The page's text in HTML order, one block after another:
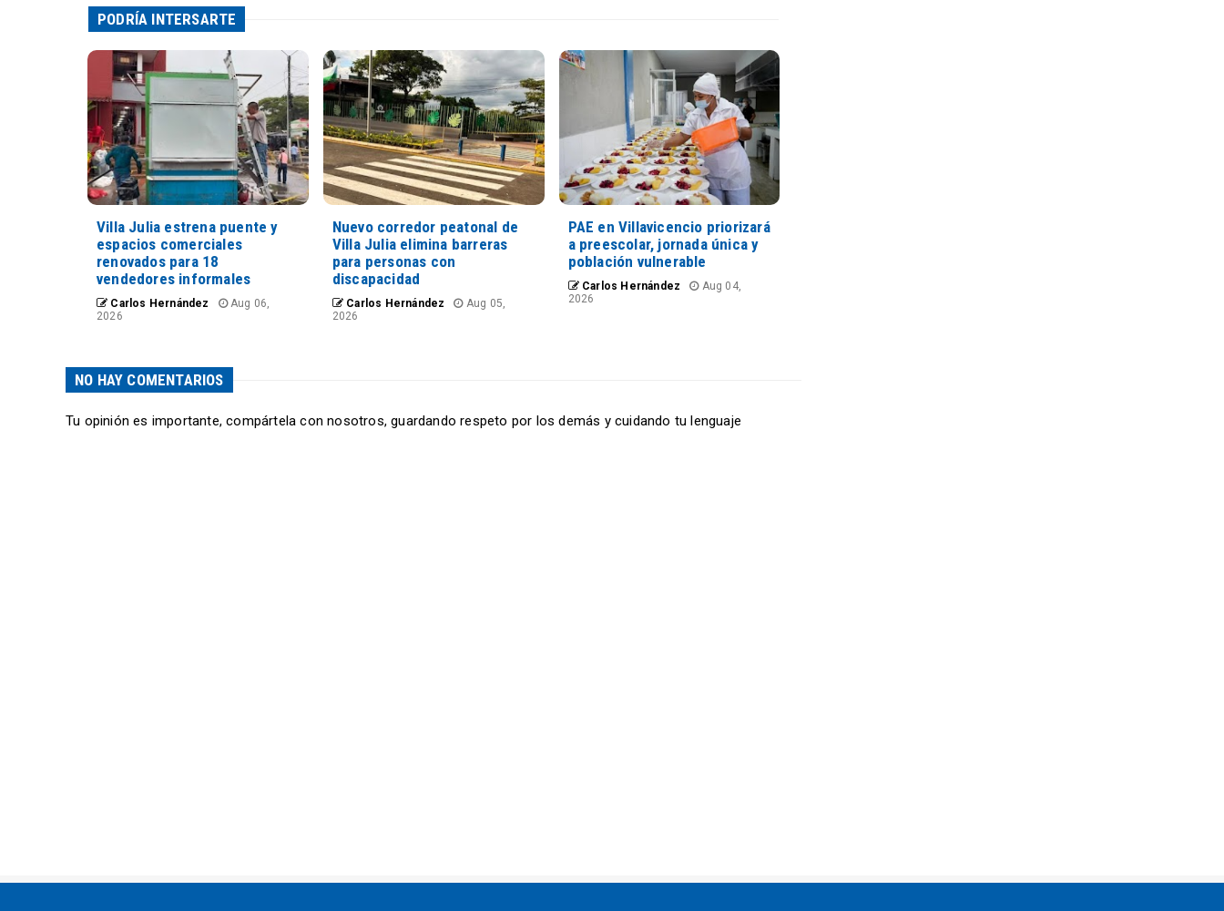
PODRÍA INTERSARTE
Villa Julia estrena puente y
espacios comerciales
renovados para 18
vendedores informales
Carlos Hernández
Aug 06,
2026
Nuevo corredor peatonal de
Villa Julia elimina barreras
para personas con
discapacidad
Carlos Hernández
Aug 05,
2026
PAE en Villavicencio priorizará
a preescolar, jornada única y
población vulnerable
Carlos Hernández
Aug 04,
2026
NO HAY COMENTARIOS
Tu opinión es importante, compártela con nosotros, guardando respeto por los demás y cuidando tu lenguaje